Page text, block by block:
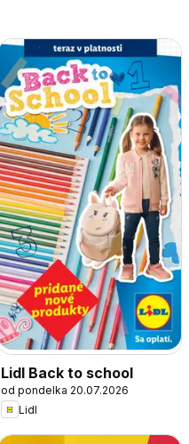
Lidl Back to school
od pondelka 20.07.2026
Lidl